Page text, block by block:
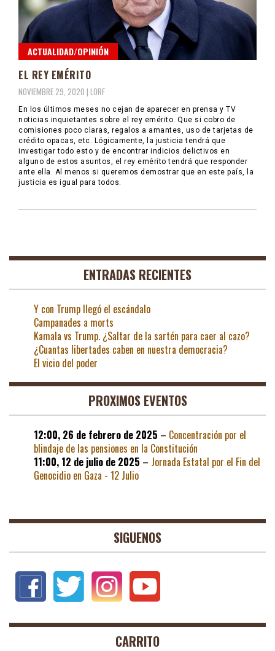
ACTUALIDAD/OPINIÓN
EL REY EMÉRITO
NOVIEMBRE 29, 2020 | LORF
En los últimos meses no cejan de aparecer en prensa y TV
noticias inquietantes sobre el rey emérito. Que si cobro de
comisiones poco claras, regalos a amantes, uso de tarjetas de
crédito opacas, etc. Lógicamente, la justicia tendrá que
investigar todo esto y de encontrar indicios delictivos en
alguno de estos asuntos, el rey emérito tendrá que responder
ante ella. Al menos si queremos demostrar que en este país, la
justicia es igual para todos.
ENTRADAS RECIENTES
Y con Trump llegó el escándalo
Campanades a morts
Kamala vs Trump. ¿Saltar de la sartén para caer al cazo?
¿Cuantas libertades caben en nuestra democracia?
El vicio del poder
PROXIMOS EVENTOS
12:00, 26 de febrero de 2025 – Concentración por el
blindaje de las pensiones en la Constitución
11:00, 12 de julio de 2025 – Jornada Estatal por el Fin del
Genocidio en Gaza - 12 Julio
SIGUENOS
CARRITO